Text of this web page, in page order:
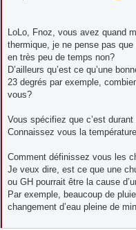
LoLo, Fnoz, vous avez quand
thermique, je ne pense pas
en très peu de temps non?
D’ailleurs qu’est ce qu’une
23 degrés par exemple,
vous?
Vous spécifiez que c’est durant
Connaissez vous la
Comment définissez vous les
Je veux dire, est ce que une
ou GH pourrait être la cause
Par exemple, beaucoup de
changement d’eau pleine de